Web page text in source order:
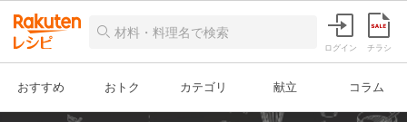
ログイン チラシ
おすすめ おトク カテゴリ 献立 コラム